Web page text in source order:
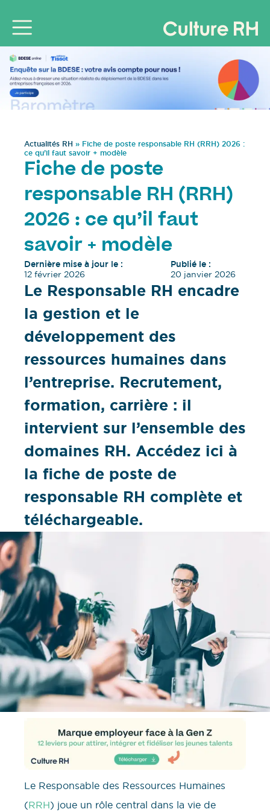
Actualités RH » Fiche de poste responsable RH (RRH) 2026 :
ce qu’il faut savoir + modèle
Fiche de poste
responsable RH (RRH)
2026 : ce qu’il faut
savoir + modèle
Dernière mise à jour le :
12 février 2026
Publié le :
20 janvier 2026
Le Responsable RH encadre
la gestion et le
développement des
ressources humaines dans
l’entreprise. Recrutement,
formation, carrière : il
intervient sur l’ensemble des
domaines RH. Accédez ici à
la fiche de poste de
responsable RH complète et
téléchargeable.
Le Responsable des Ressources Humaines
(RRH) joue un rôle central dans la vie de